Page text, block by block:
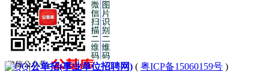
|公单招(事业单位招聘网) ( 粤ICP备15060159号 )